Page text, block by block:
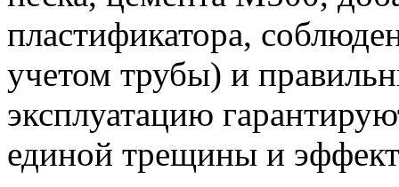
пластификатора,
учетом трубы) и
эксплуатацию
единой трещины и